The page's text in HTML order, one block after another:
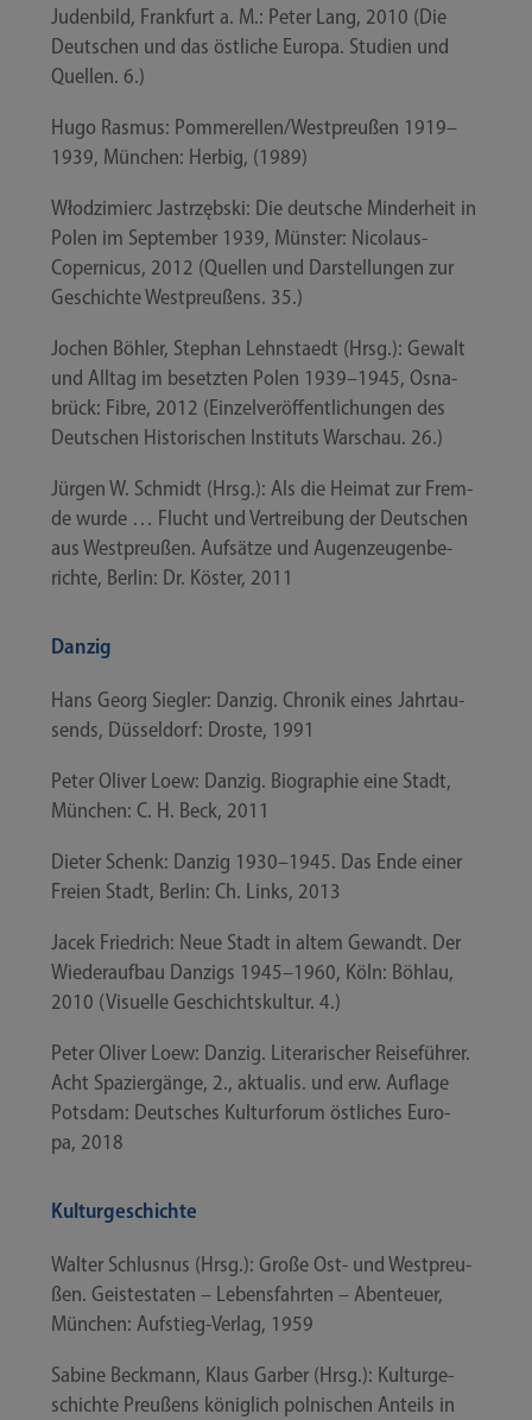
Juden­bild, Frank­furt a. M.: Peter Lang, 2010 (Die
Deut­schen und das öst­li­che Euro­pa. Stu­di­en und
Quel­len. 6.)
Hugo Ras­mus: Pommerellen/​Westpreußen 1919–
1939, Mün­chen: Herbig, (1989)
Włod­zi­mierc Jas­trzęb­ski: Die deut­sche Min­der­heit in
Polen im Sep­tem­ber 1939, Müns­ter: Nicolaus-​
Copernicus, 2012 (Quel­len und Dar­stel­lun­gen zur
Geschich­te West­preu­ßens. 35.)
Jochen Böh­ler, Ste­phan Lehn­staedt (Hrsg.): Gewalt
und All­tag im besetz­ten Polen 1939–1945, Osna­
brück: Fib­re, 2012 (Ein­zel­ver­öf­fent­li­chun­gen des
Deut­schen His­to­ri­schen Insti­tuts War­schau. 26.)
Jür­gen W. Schmidt (Hrsg.): Als die Hei­mat zur Frem­
de wur­de … Flucht und Ver­trei­bung der Deut­schen
aus West­preu­ßen. Auf­sät­ze und Augen­zeu­gen­be­
rich­te, Ber­lin: Dr. Kös­ter, 2011
Danzig
Hans Georg Sieg­ler: Dan­zig. Chro­nik eines Jahr­tau­
sends, Düs­sel­dorf: Dros­te, 1991
Peter Oli­ver Loew: Dan­zig. Bio­gra­phie eine Stadt,
Mün­chen: C. H. Beck, 2011
Die­ter Schenk: Dan­zig 1930–1945. Das Ende einer
Frei­en Stadt, Ber­lin: Ch. Links, 2013
Jacek Fried­rich: Neue Stadt in altem Gewandt. Der
Wie­der­auf­bau Dan­zigs 1945–1960, Köln: Böhlau,
2010 (Visu­el­le Geschichts­kul­tur. 4.)
Peter Oli­ver Loew: Dan­zig. Lite­ra­ri­scher Rei­se­füh­rer.
Acht Spa­zier­gän­ge, 2., aktua­lis. und erw. Auf­la­ge
Pots­dam: Deut­sches Kul­tur­fo­rum öst­li­ches Euro­
pa, 2018
Kulturgeschichte
Wal­ter Schlus­nus (Hrsg.): Gro­ße Ost- und West­preu­
ßen. Geis­tes­ta­ten – Lebens­fahr­ten – Aben­teu­er,
Mün­chen: Aufstieg-​Verlag, 1959
Sabi­ne Beck­mann, Klaus Gar­ber (Hrsg.): Kul­tur­ge­
schich­te Preu­ßens könig­lich pol­ni­schen Anteils in